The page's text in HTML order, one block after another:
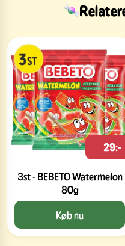
3st - BEBETO Watermelon
80g
29:-
Køb nu